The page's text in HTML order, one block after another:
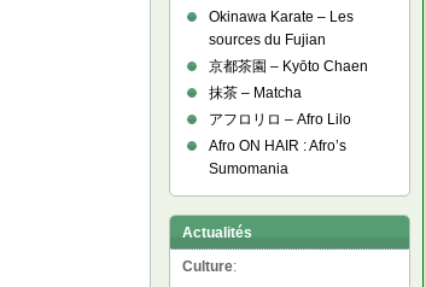
Okinawa Karate – Les
sources du Fujian
京都茶園 – Kyōto Chaen
抹茶 – Matcha
アフロリロ – Afro Lilo
Afro ON HAIR : Afro’s
Sumomania
Actualités
Culture: